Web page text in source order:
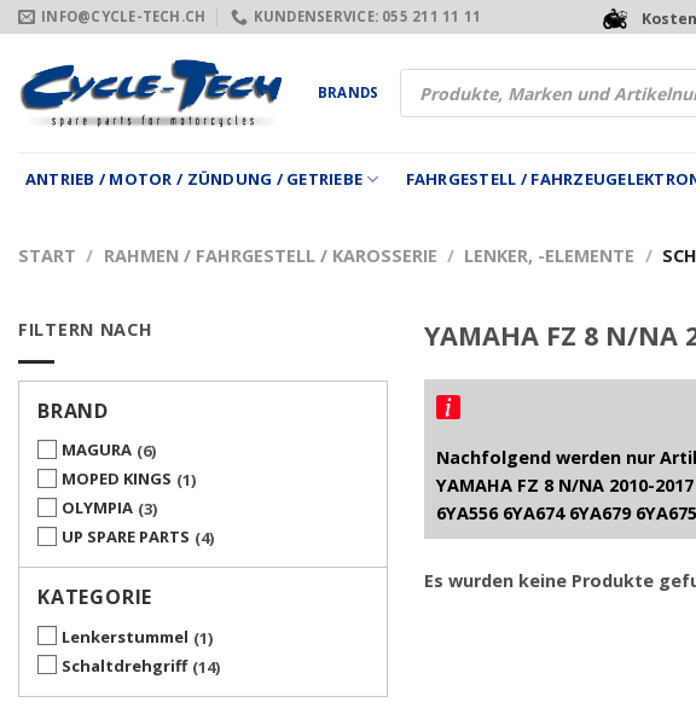
Zum
Inhalt
springen
INFO@CYCLE-TECH.CH KUNDENSERVICE: 055 211 11 11
BRANDS
Products
search
ANTRIEB / MOTOR / ZÜNDUNG / GETRIEBE FAHRGESTELL /
START / RAHMEN / FAHRGESTELL / KAROSSERIE / LENKER, -ELEMENTE /
FILTERN NACH
BRAND
MAGURA 6
MOPED KINGS 1
OLYMPIA 3
UP SPARE PARTS
4
KATEGORIE
Lenkerstummel 1
Schaltdrehgriff 14
YAMAHA FZ 8 N/NA
Nachfolgend werden nur
YAMAHA FZ 8 N/NA 2010-
6YA556 6YA674 6YA679
Es wurden keine Produkte